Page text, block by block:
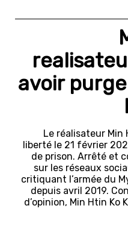
avoir
Le réalisateur Min
liberté le 21 février
de prison. Arrêté et
sur les réseaux
critiquant l’armée du
depuis avril 2019.
d’opinion, Min Htin Ko